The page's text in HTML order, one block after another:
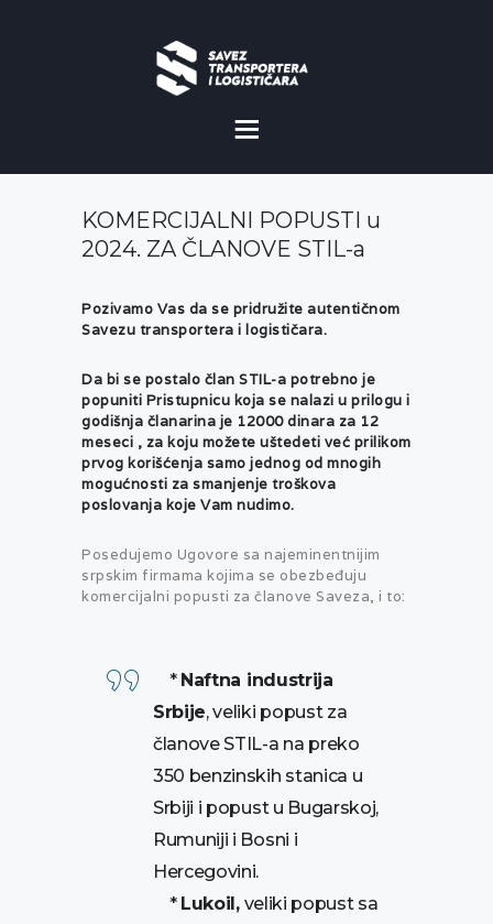
MISIJA I VIZIJA
KOMERCIJALNE
GALERIJA
KOMERCIJALNI POPUSTI u
2024. ZA ČLANOVE STIL-a
Pozivamo Vas da se pridružite autentičnom
Savezu transportera i logističara.
Da bi se postalo član STIL-a potrebno je
popuniti Pristupnicu koja se nalazi u prilogu i
godišnja članarina je 12000 dinara za 12
meseci , za koju možete uštedeti već prilikom
prvog korišćenja samo jednog od mnogih
mogućnosti za smanjenje troškova
poslovanja koje Vam nudimo.
Posedujemo Ugovore sa najeminentnijim
srpskim firmama kojima se obezbeđuju
komercijalni popusti za članove Saveza, i to:
* Naftna industrija
Srbije, veliki popust za
članove STIL-a na preko
350 benzinskih stanica u
Srbiji i popust u Bugarskoj,
Rumuniji i Bosni i
Hercegovini.
* Lukoil,veliki popust sa